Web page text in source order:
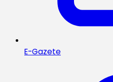
E-Gazete